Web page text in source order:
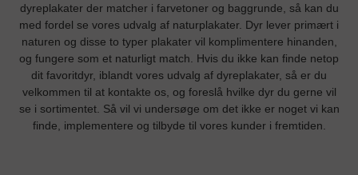
dyreplakater der matcher i farvetoner og baggrunde, så kan du
med fordel se vores udvalg af naturplakater. Dyr lever primært i
naturen og disse to typer plakater vil komplimentere hinanden,
og fungere som et naturligt match. Hvis du ikke kan finde netop
dit favoritdyr, iblandt vores udvalg af dyreplakater, så er du
velkommen til at kontakte os, og foreslå hvilke dyr du gerne vil
se i sortimentet. Så vil vi undersøge om det ikke er noget vi kan
finde, implementere og tilbyde til vores kunder i fremtiden.